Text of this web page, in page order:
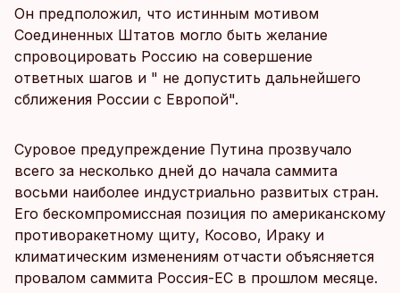
Он предположил, что истинным мотивом
Соединенных Штатов могло быть желание
спровоцировать Россию на совершение
ответных шагов и " не допустить дальнейшего
сближения России с Европой".
Суровое предупреждение Путина прозвучало
всего за несколько дней до начала саммита
восьми наиболее индустриально развитых стран.
Его бескомпромиссная позиция по американскому
противоракетному щиту, Косово, Ираку и
климатическим изменениям отчасти объясняется
провалом саммита Россия-ЕС в прошлом месяце.